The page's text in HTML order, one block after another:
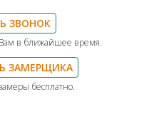
ЗВОНОК
в ближайшее время.
ЗАМЕРЩИКА
бесплатно.